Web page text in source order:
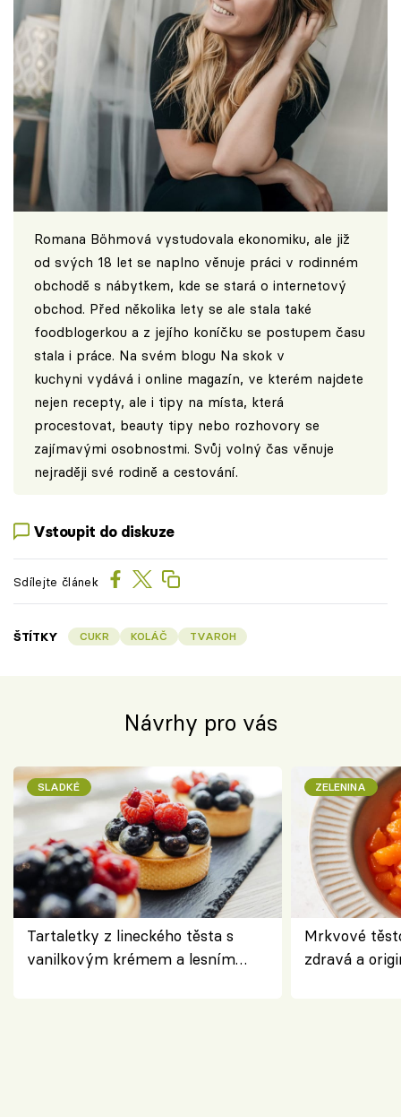
Romana Böhmová vystudovala ekonomiku, ale již
od svých 18 let se naplno věnuje práci v rodinném
obchodě s nábytkem, kde se stará o internetový
obchod. Před několika lety se ale stala také
foodblogerkou a z jejího koníčku se postupem času
stala i práce. Na svém blogu Na skok v
kuchyni vydává i online magazín, ve kterém najdete
nejen recepty, ale i tipy na místa, která
procestovat, beauty tipy nebo rozhovory se
zajímavými osobnostmi. Svůj volný čas věnuje
nejraději své rodině a cestování.
Vstoupit do diskuze
Sdílejte článek
ŠTÍTKY CUKR KOLÁČ TVAROH
Návrhy pro vás
SLADKÉ
Tartaletky z lineckého těsta s
vanilkovým krémem a lesním
ZELENINA
Mrkvové
zdravá a